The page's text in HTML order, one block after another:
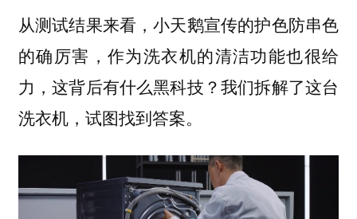
从测试结果来看，小天鹅宣传的护色防串色
的确厉害，作为洗衣机的清洁功能也很给
力，这背后有什么黑科技？我们拆解了这台
洗衣机，试图找到答案。